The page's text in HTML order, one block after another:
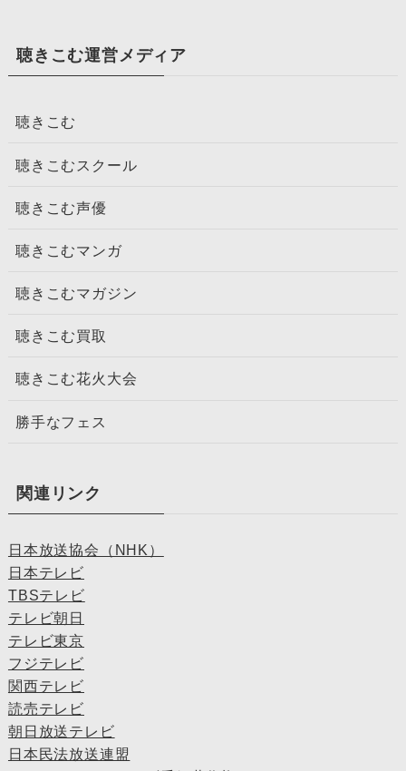
聴きこむ運営メディア
聴きこむ
聴きこむスクール
聴きこむ声優
聴きこむマンガ
聴きこむマガジン
聴きこむ買取
聴きこむ花火大会
勝手なフェス
関連リンク
日本放送協会（NHK）
日本テレビ
TBSテレビ
テレビ朝日
テレビ東京
フジテレビ
関西テレビ
読売テレビ
朝日放送テレビ
日本民法放送連盟